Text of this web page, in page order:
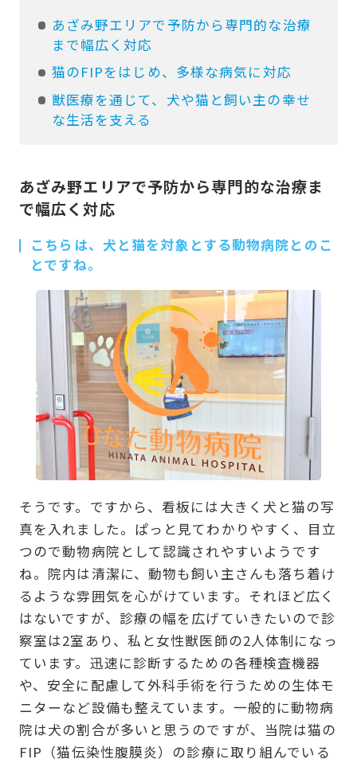
あざみ野エリアで予防から専門的な治療
まで幅広く対応
猫のFIPをはじめ、多様な病気に対応
獣医療を通じて、犬や猫と飼い主の幸せ
な生活を支える
あざみ野エリアで予防から専門的な治療ま
で幅広く対応
こちらは、犬と猫を対象とする動物病院とのこ
とですね。
そうです。ですから、看板には大きく犬と猫の写
真を入れました。ぱっと見てわかりやすく、目立
つので動物病院として認識されやすいようです
ね。院内は清潔に、動物も飼い主さんも落ち着け
るような雰囲気を心がけています。それほど広く
はないですが、診療の幅を広げていきたいので診
察室は2室あり、私と女性獣医師の2人体制になっ
ています。迅速に診断するための各種検査機器
や、安全に配慮して外科手術を行うための生体モ
ニターなど設備も整えています。一般的に動物病
院は犬の割合が多いと思うのですが、当院は猫の
FIP（猫伝染性腹膜炎）の診療に取り組んでいる